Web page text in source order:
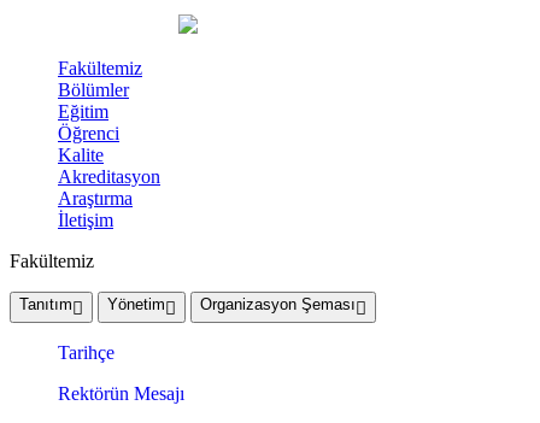
Fakültemiz
Bölümler
Eğitim
Öğrenci
Kalite
Akreditasyon
Araştırma
İletişim
Fakültemiz
Tanıtım Yönetim Organizasyon Şeması
Tarihçe
Rektörün Mesajı